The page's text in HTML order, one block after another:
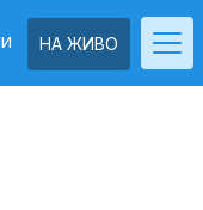
НА ЖИВО